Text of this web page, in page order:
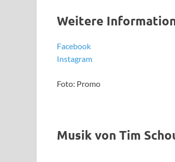
Weitere
Facebook
Instagram
Foto: Promo
Musik von Tim